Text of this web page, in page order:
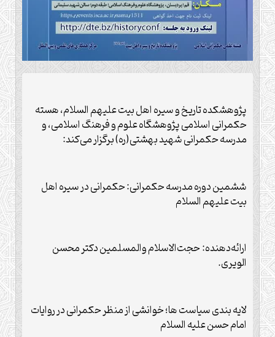
پژوهشکده تاریخ و سیره اهل بیت علیهم السلام، هسته
حکمرانی اسلامی پژوهشگاه علوم و فرهنگ اسلامی، و
مدرسه حکمرانی شهید بهشتی(ره) برگزار می‌کند:
ششمین دوره مدرسه حکمرانی: حکمرانی در سیره اهل
بیت علیهم السلام
ارائه‌دهنده: حجت‌‌الاسلام والمسلمین دکتر محسن
الویری.
لایه بندی سیاست ها؛ خوانشی از منظر حکمرانی در روایات
امام حسن علیه السلام